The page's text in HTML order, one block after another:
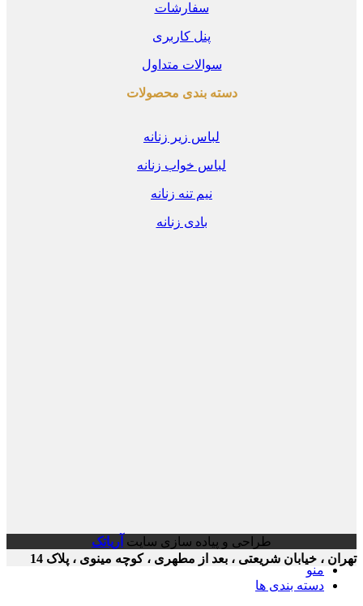
سفارشات
پنل کاربری
سوالات متداول
دسته بندی محصولات
لباس زیر زنانه
لباس خواب زنانه
نیم تنه زنانه
بادی زنانه
، خیابان شریعتی ، بعد از مطهری ، کوچه مینوی ، پلاک 14
طراحی و پیاده سازی سایتآریاتک
منو
دسته بندی ها